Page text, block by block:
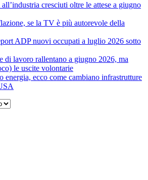
cresciuti oltre le attese a giugno
se la TV è più autorevole della
ADP nuovi occupati a luglio 2026 sotto
di lavoro rallentano a giugno 2026, ma
le uscite volontarie
energia, ecco come cambiano infrastrutture